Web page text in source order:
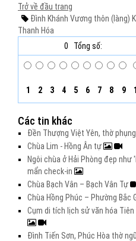
Trở về đầu trang
Đình Khánh Vương thôn (làng)
Thanh Hóa
0
Tổng số:
1 2 3 4 5 6 7 8 9
Các tin khác
Đền Thượng Việt Yên, thờ
Chùa Lim - Hồng Ân tự
Ngôi chùa ở Hải Phòng đẹp
mẩn check-in
Chùa Bạch Vân – Bạch Vân Tự
Chùa Hồng Phúc – Phường Bắc
Cụm di tích lịch sử văn hóa
Đình Tiến Sơn, Phúc Hòa thờ